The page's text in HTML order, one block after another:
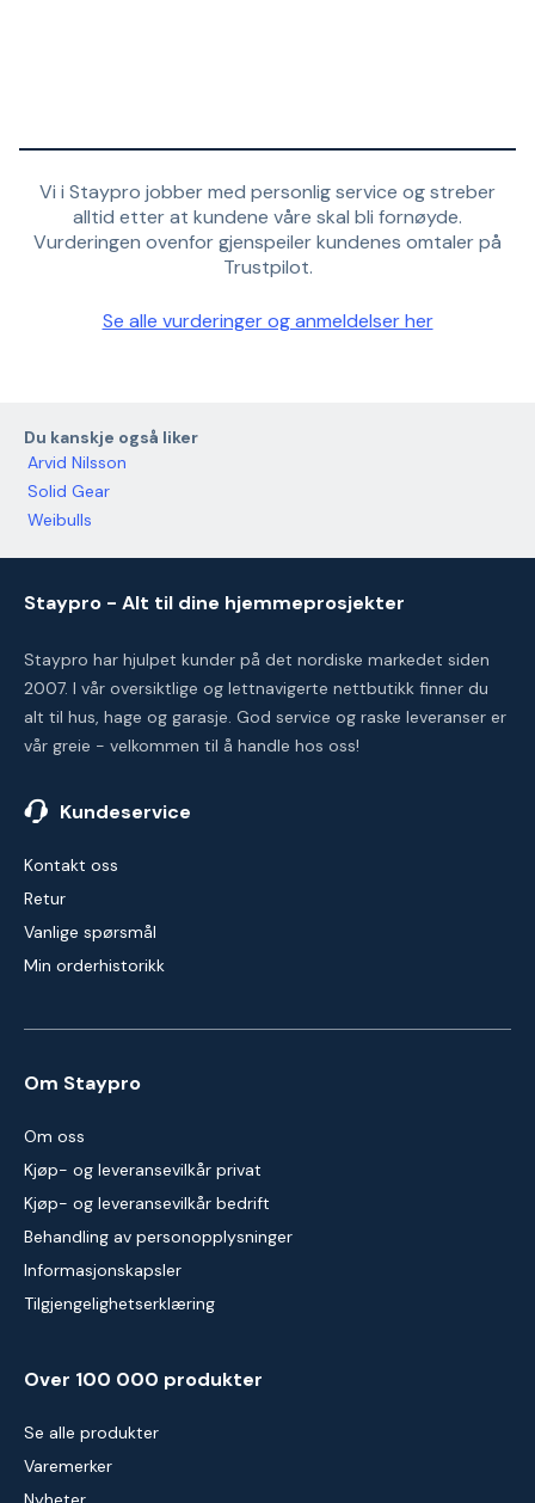
Vi i Staypro jobber med personlig service og streber
alltid etter at kundene våre skal bli fornøyde.
Vurderingen ovenfor gjenspeiler kundenes omtaler på
Trustpilot.
Se alle vurderinger og anmeldelser her
Du kanskje også liker
Arvid Nilsson
Solid Gear
Weibulls
Staypro - Alt til dine hjemmeprosjekter
Staypro har hjulpet kunder på det nordiske markedet siden
2007. I vår oversiktlige og lettnavigerte nettbutikk finner du
alt til hus, hage og garasje. God service og raske leveranser er
vår greie - velkommen til å handle hos oss!
Kundeservice
Kontakt oss
Retur
Vanlige spørsmål
Min orderhistorikk
Om Staypro
Om oss
Kjøp- og leveransevilkår privat
Kjøp- og leveransevilkår bedrift
Behandling av personopplysninger
Informasjonskapsler
Tilgjengelighetserklæring
Over 100 000 produkter
Se alle produkter
Varemerker